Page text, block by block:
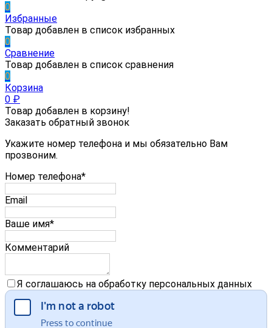
0
Избранные
Товар добавлен в список избранных
0
Сравнение
Товар добавлен в список сравнения
0
Корзина
0 ₽
Товар добавлен в корзину!
Заказать обратный звонок
Укажите номер телефона и мы обязательно Вам
прозвоним.
Номер телефона*
Email
Ваше имя*
Комментарий
Я соглашаюсь на обработку персональных данных